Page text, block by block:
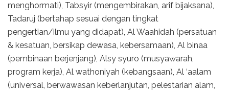
menghormati), Tabsyir (mengembirakan, arif bijaksana),
Tadaruj (bertahap sesuai dengan tingkat
pengertian/ilmu yang didapat), Al Waahidah (persatuan
& kesatuan, bersikap dewasa, kebersamaan), Al binaa
(pembinaan berjenjang), Alsy syuro (musyawarah,
program kerja), Al wathoniyah (kebangsaan), Al ‘aalam
(universal, berwawasan keberlanjutan, pelestarian alam,